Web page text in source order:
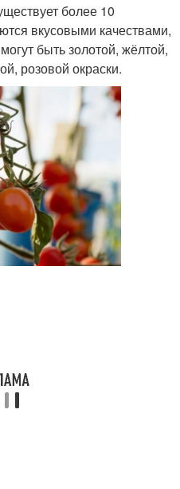
более 10
вкусовыми качествами,
быть золотой, жёлтой,
розовой окраски.